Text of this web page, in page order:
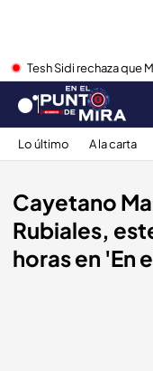
Tesh Sidi rechaza que
Lo último A la carta
Cayetano
Rubiales,
horas en 'En